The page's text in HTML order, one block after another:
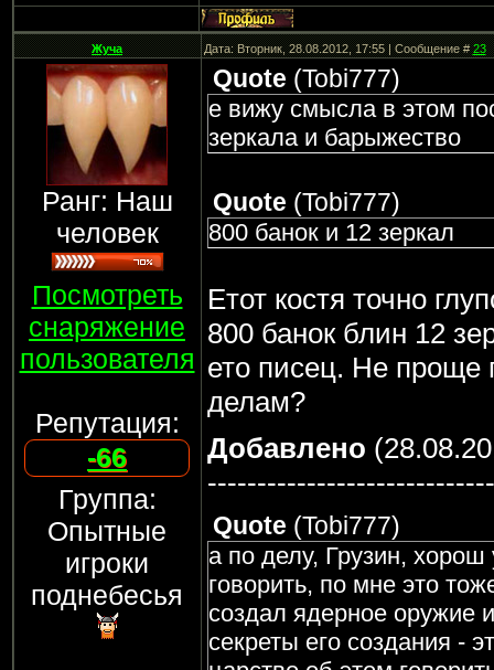
Жуча Дата: Вторник, 28.08.2012, 17:55 | Сообщение #23
Ранг: Наш
человек
Посмотреть
снаряжение
пользователя
Репутация:
-66
Группа:
Опытные
игроки
поднебесья
Quote (Tobi777)
е вижу смысла в этом
зеркала и барыжество
Quote (Tobi777)
800 банок и 12 зеркал
Етот костя точно
800 банок блин 12
ето писец. Не проще
делам?
Добавлено
Quote (Tobi777)
а по делу, Грузин,
говорить, по мне это
создал ядерное оружие
секреты его создания -